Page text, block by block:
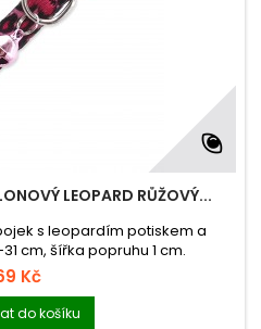
LEOPARD RŮŽOVÝ...
s leopardím potiskem a
cm, šířka popruhu 1 cm.
Kč
do košíku